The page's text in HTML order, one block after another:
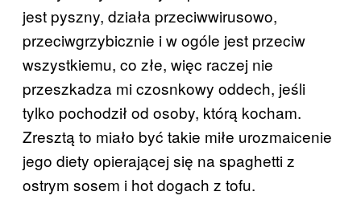
jest pyszny, działa przeciwwirusowo,
przeciwgrzybicznie i w ogóle jest przeciw
wszystkiemu, co złe, więc raczej nie
przeszkadza mi czosnkowy oddech, jeśli
tylko pochodził od osoby, którą kocham.
Zresztą to miało być takie miłe urozmaicenie
jego diety opierającej się na spaghetti z
ostrym sosem i hot dogach z tofu.